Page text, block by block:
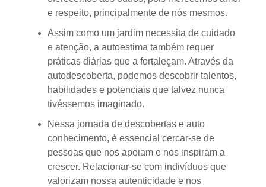
e respeito, principalmente de nós mesmos.
Assim como um jardim necessita de cuidado
e atenção, a autoestima também requer
práticas diárias que a fortaleçam. Através da
autodescoberta, podemos descobrir talentos,
habilidades e potenciais que talvez nunca
tivéssemos imaginado.
Nessa jornada de descobertas e auto
conhecimento, é essencial cercar-se de
pessoas que nos apoiam e nos inspiram a
crescer. Relacionar-se com indivíduos que
valorizam nossa autenticidade e nos